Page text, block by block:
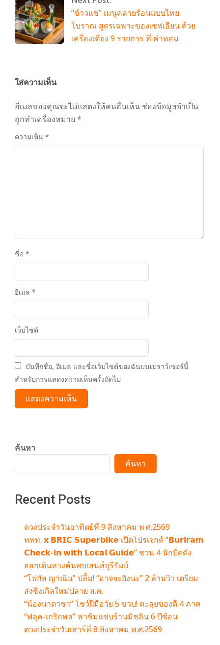
“ข้าวแช่” เมนูคลายร้อนแบบไทย
โบราณ สูตรเฉพาะของเชฟเอียน ด้วย
เครื่องเคียง 9 รายการ ที่ คำหอม
ใส่ความเห็น
อีเมลของคุณจะไม่แสดงให้คนอื่นเห็น ช่องข้อมูลจำเป็น
ถูกทำเครื่องหมาย *
ความเห็น *
ชื่อ *
อีเมล *
เว็บไซต์
บันทึกชื่อ, อีเมล และชื่อเว็บไซต์ของฉันบนเบราว์เซอร์นี้
สำหรับการแสดงความเห็นครั้งถัดไป
ค้นหา
ค้นหา
Recent Posts
ดวงประจำวันอาทิตย์ที่ 9 สิงหาคม พ.ศ.2569
ททท. 𝘅 𝗕𝗥𝗜𝗖 𝗦𝘂𝗽𝗲𝗿𝗯𝗶𝗸𝗲 เปิดโปรเจกต์ “𝗕𝘂𝗿𝗶𝗿𝗮𝗺
𝗖𝗵𝗲𝗰𝗸-𝗶𝗻 𝘄𝗶𝘁𝗵 𝗟𝗼𝗰𝗮𝗹 𝗚𝘂𝗶𝗱𝗲” ชวน 4 นักบิดดัง
ออกเดินทางค้นพบเสน่ห์บุรีรัมย์
“โฟกัส ญาณิน” ปลื้ม! “อาจจะยังนะ” 2 ล้านวิว เตรียม
ส่งซิงเกิลใหม่ปลาย ส.ค.
“น้องนาตาชา” โชว์ฝีมือวัย 5 ขวบ! ตะลุยของดี 4 ภาค
“ฟลุค-เกริกพล” พาชิมแซ่บร้านมิชลิน 6 ปีซ้อน
ดวงประจำวันเสาร์ที่ 8 สิงหาคม พ.ศ.2569